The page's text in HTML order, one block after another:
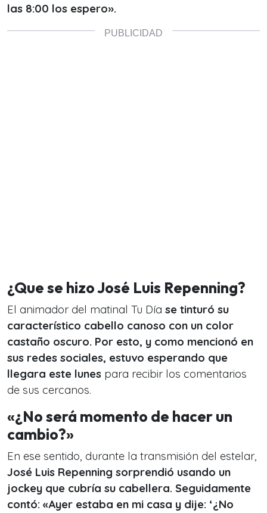
las 8:00 los espero».
¿Que se hizo José Luis Repenning?
El animador del matinal Tu Día se tinturó su
característico cabello canoso con un color
castaño oscuro. Por esto, y como mencionó en
sus redes sociales, estuvo esperando que
llegara este lunes para recibir los comentarios
de sus cercanos.
«¿No será momento de hacer un
cambio?»
En ese sentido, durante la transmisión del estelar,
José Luis Repenning sorprendió usando un
jockey que cubría su cabellera. Seguidamente
contó: «Ayer estaba en mi casa y dije: ‘¿No